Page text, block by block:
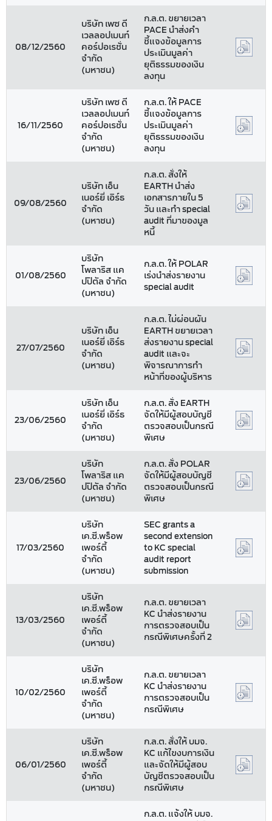
08/12/2560
บริษัท เพซ ดี
เวลลอปเมนท์
คอร์ปอเรชั่น
จำกัด
(มหาชน)
ก.ล.ต. ขยายเวลา
PACE นำส่งคำ
ชี้แจงข้อมูลการ
ประเมินมูลค่า
ยุติธรรมของเงิน
ลงทุน
16/11/2560
บริษัท เพซ ดี
เวลลอปเมนท์
คอร์ปอเรชั่น
จำกัด
(มหาชน)
ก.ล.ต. ให้ PACE
ชี้แจงข้อมูลการ
ประเมินมูลค่า
ยุติธรรมของเงิน
ลงทุน
09/08/2560
บริษัท เอ็น
เนอร์ยี่ เอิร์ธ
จำกัด
(มหาชน)
ก.ล.ต. สั่งให้
EARTH นำส่ง
เอกสารภายใน 5
วัน และทำ special
audit ที่มาของมูล
หนี้
01/08/2560
บริษัท
โพลาริส แค
ปปิตัล จำกัด
(มหาชน)
ก.ล.ต. ให้ POLAR
เร่งนำส่งรายงาน
special audit
27/07/2560
บริษัท เอ็น
เนอร์ยี่ เอิร์ธ
จำกัด
(มหาชน)
ก.ล.ต. ไม่ผ่อนผัน
EARTH ขยายเวลา
ส่งรายงาน special
audit และจะ
พิจารณาการทำ
หน้าที่ของผู้บริหาร
23/06/2560
บริษัท เอ็น
เนอร์ยี่ เอิร์ธ
จำกัด
(มหาชน)
ก.ล.ต. สั่ง EARTH
จัดให้มีผู้สอบบัญชี
ตรวจสอบเป็นกรณี
พิเศษ
23/06/2560
บริษัท
โพลาริส แค
ปปิตัล จำกัด
(มหาชน)
ก.ล.ต. สั่ง POLAR
จัดให้มีผู้สอบบัญชี
ตรวจสอบเป็นกรณี
พิเศษ
17/03/2560
บริษัท
เค.ซี.พร็อพ
เพอร์ตี้
จำกัด
(มหาชน)
SEC grants a
second extension
to KC special
audit report
submission
13/03/2560
บริษัท
เค.ซี.พร็อพ
เพอร์ตี้
จำกัด
(มหาชน)
ก.ล.ต. ขยายเวลา
KC นำส่งรายงาน
การตรวจสอบเป็น
กรณีพิเศษครั้งที่ 2
10/02/2560
บริษัท
เค.ซี.พร็อพ
เพอร์ตี้
จำกัด
(มหาชน)
ก.ล.ต. ขยายเวลา
KC นำส่งรายงาน
การตรวจสอบเป็น
กรณีพิเศษ
06/01/2560
บริษัท
เค.ซี.พร็อพ
เพอร์ตี้
จำกัด
(มหาชน)
ก.ล.ต. สั่งให้ บมจ.
KC แก้ไขงบการเงิน
และจัดให้มีผู้สอบ
บัญชีตรวจสอบเป็น
กรณีพิเศษ
ก.ล.ต. แจ้งให้ บมจ.